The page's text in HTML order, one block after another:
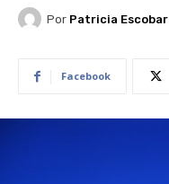
Por Patricia Escobar
Facebook